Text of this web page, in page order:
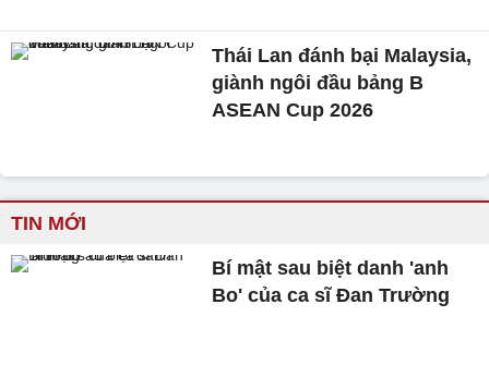
Thái Lan đánh bại Malaysia,
giành ngôi đầu bảng B
ASEAN Cup 2026
TIN MỚI
Bí mật sau biệt danh 'anh
Bo' của ca sĩ Đan Trường